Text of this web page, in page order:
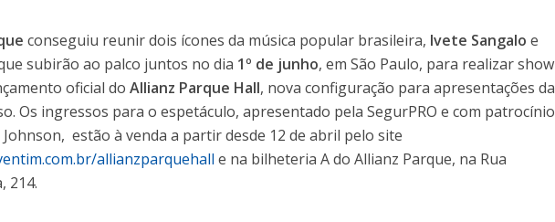
conseguiu reunir dois ícones da música popular brasileira, Ivete Sangalo e
subirão ao palco juntos no dia 1º de junho, em São Paulo, para realizar show
oficial doAllianz Parque Hall, nova configuração para apresentações da
Os ingressos para o espetáculo, apresentado pela SegurPRO e com patrocínio
Johnson, estão à venda a partir desde 12 de abril pelo site
allianzparquehall e na bilheteria A do Allianz Parque, na Rua
214.